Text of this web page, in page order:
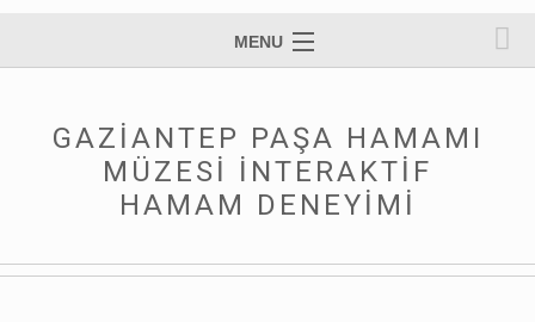
MENU
GAZİANTEP PAŞA HAMAMI
MÜZESİ İNTERAKTİF
HAMAM DENEYİMİ